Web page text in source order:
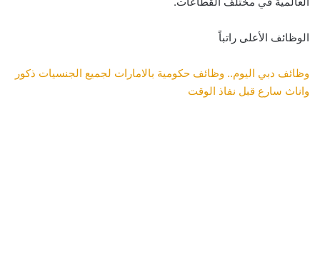
الوظائف الأعلى راتباً
وظائف دبي اليوم.. وظائف حكومية بالامارات لجميع الجنسيات ذكور
واناث سارع قبل نفاذ الوقت